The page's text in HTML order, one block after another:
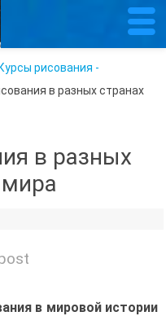
Курсы рисования -
в разных странах
в разных
в мировой истории